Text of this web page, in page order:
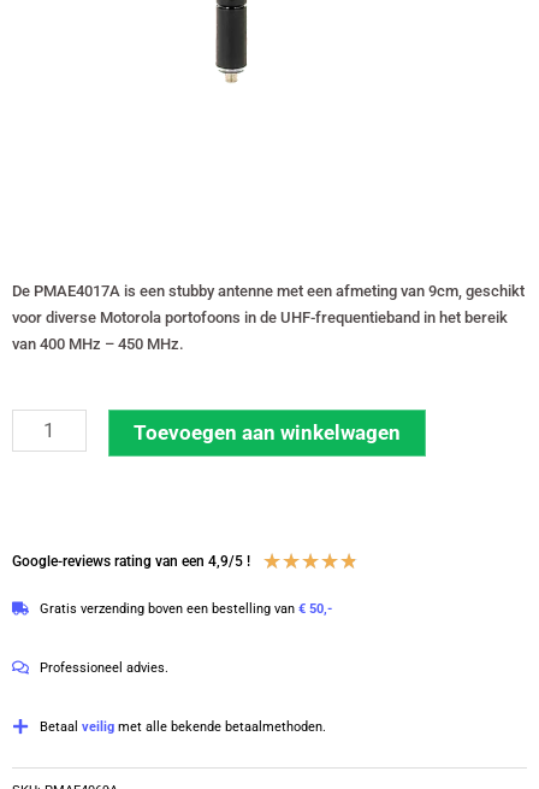
De PMAE4017A is een stubby antenne met een afmeting van 9cm, geschikt
voor diverse Motorola portofoons in de UHF-frequentieband in het bereik
van 400 MHz – 450 MHz.
Motorola
stubby
serie
UHF
MHz
PMAE4069
Toevoegen aan winkelwagen
Google-reviews rating van een 4,9/5 ! ★★★★★
Gratis verzending boven een bestelling van € 50,-
Professioneel advies.
Betaal veilig met alle bekende betaalmethoden.